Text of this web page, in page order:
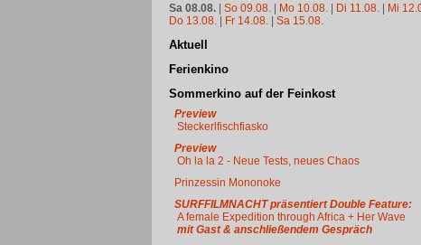
Sa 08.08.| So 09.08. | Mo 10.08. | Di 11.08. | Mi
Do 13.08. | Fr 14.08. | Sa 15.08.
Aktuell
Ferienkino
Sommerkino auf der Feinkost
Preview
Steckerlfischfiasko
Preview
Oh la la 2 - Neue Tests, neues Chaos
Prinzessin Mononoke
SURFFILMNACHT präsentiert Double Feature:
A female Expedition through Africa + Her Wave
mit Gast & anschließendem Gespräch